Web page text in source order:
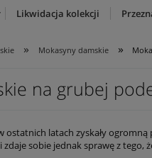
Likwidacja kolekcji
» Mokasyny damskie »
na grubej
ostatnich latach zyskały
sobie jednak sprawę z